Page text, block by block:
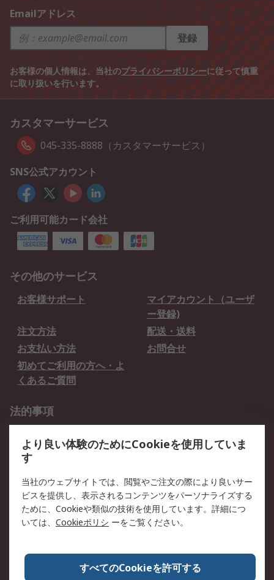
Emailアドレス
登録
お客様の個人情報は、当社のプライバシーポリシーに従って慎重
に取り扱いを行います。
カスタマーサービス
045-335-8888（カスタマーサービス）
SNS公式アカウント
ご利用可能カード会社
その他のサービス
お客様サポート
マイアカウント（ユーザ
ー登録)
注文方法
配送・送料
お支払い方法
お問合せ
初めてご利用の方へ・よ
くあるご質問
法的事項
クッキーポリシー
RSについて
会社概要
採用情報
プレスリリース＆お知ら
コーポレートサイト
全世界のRS
RSの歴史
ESGへの取り組み（英語）
認証について
より良い体験のためにCookieを使用していま
す
当社のウェブサイトでは、閲覧やご注文の際により良いサー
ビスを提供し、表示されるコンテンツをパーソナライズする
ために、Cookieや類似の技術を使用しています。詳細につ
いては、 Cookieポリシ ーをご覧ください。
すべてのCookieを許可する